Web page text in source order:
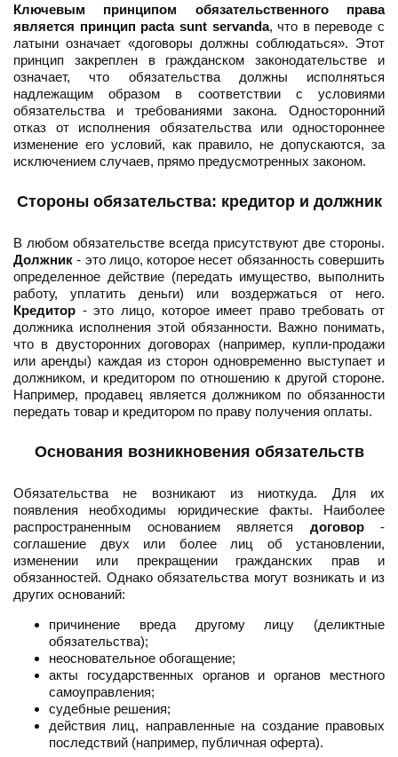
Ключевым принципом обязательственного права
является принцип pacta sunt servanda, что в переводе с
латыни означает «договоры должны соблюдаться». Этот
принцип закреплен в гражданском законодательстве и
означает, что обязательства должны исполняться
надлежащим образом в соответствии с условиями
обязательства и требованиями закона. Односторонний
отказ от исполнения обязательства или одностороннее
изменение его условий, как правило, не допускаются, за
исключением случаев, прямо предусмотренных законом.
Стороны обязательства: кредитор и должник
В любом обязательстве всегда присутствуют две стороны.
Должник - это лицо, которое несет обязанность совершить
определенное действие (передать имущество, выполнить
работу, уплатить деньги) или воздержаться от него.
Кредитор - это лицо, которое имеет право требовать от
должника исполнения этой обязанности. Важно понимать,
что в двусторонних договорах (например, купли-продажи
или аренды) каждая из сторон одновременно выступает и
должником, и кредитором по отношению к другой стороне.
Например, продавец является должником по обязанности
передать товар и кредитором по праву получения оплаты.
Основания возникновения обязательств
Обязательства не возникают из ниоткуда. Для их
появления необходимы юридические факты. Наиболее
распространенным основанием является договор-
соглашение двух или более лиц об установлении,
изменении или прекращении гражданских прав и
обязанностей. Однако обязательства могут возникать и из
других оснований:
причинение вреда другому лицу (деликтные
обязательства);
неосновательное обогащение;
акты государственных органов и органов местного
самоуправления;
судебные решения;
действия лиц, направленные на создание правовых
последствий (например, публичная оферта).